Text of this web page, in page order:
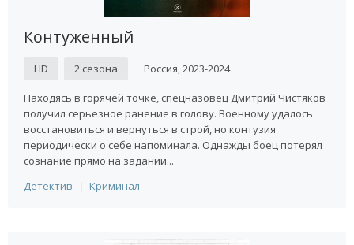
Контуженный
HD 2 сезона Россия, 2023-2024
Находясь в горячей точке, спецназовец Дмитрий Чистяков
получил серьезное ранение в голову. Военному удалось
восстановиться и вернуться в строй, но контузия
периодически о себе напоминала. Однажды боец потерял
сознание прямо на задании...
Детектив
Криминал